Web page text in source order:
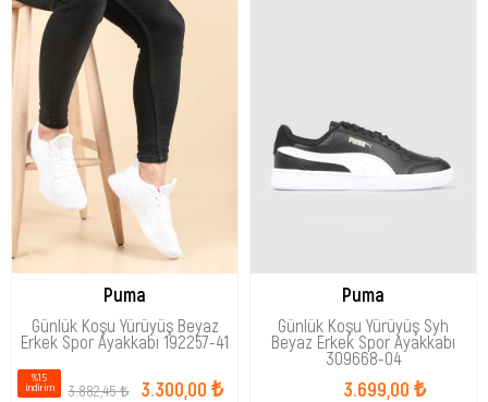
Puma
Günlük Koşu Yürüyüş Beyaz
Erkek Spor Ayakkabı 192257-41
3.300,00 ₺
3.882,45 ₺
%15
i̇ndirim
Puma
Günlük Koşu Yürüyüş Syh
Beyaz Erkek Spor Ayakkabı
309668-04
3.699,00 ₺